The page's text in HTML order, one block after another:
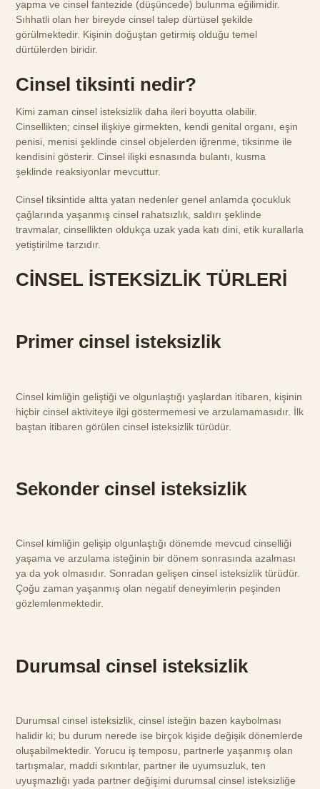
yapma ve cinsel fantezide (düşüncede) bulunma eğilimidir.
Sıhhatli olan her bireyde cinsel talep dürtüsel şekilde
görülmektedir. Kişinin doğuştan getirmiş olduğu temel
dürtülerden biridir.
Cinsel tiksinti nedir?
Kimi zaman cinsel isteksizlik daha ileri boyutta olabilir.
Cinsellikten; cinsel ilişkiye girmekten, kendi genital organı, eşin
penisi, menisi şeklinde cinsel objelerden iğrenme, tiksinme ile
kendisini gösterir. Cinsel ilişki esnasında bulantı, kusma
şeklinde reaksiyonlar mevcuttur.
Cinsel tiksintide altta yatan nedenler genel anlamda çocukluk
çağlarında yaşanmış cinsel rahatsızlık, saldırı şeklinde
travmalar, cinsellikten oldukça uzak yada katı dini, etik kurallarla
yetiştirilme tarzıdır.
CİNSEL İSTEKSİZLİK TÜRLERİ
Primer cinsel isteksizlik
Cinsel kimliğin geliştiği ve olgunlaştığı yaşlardan itibaren, kişinin
hiçbir cinsel aktiviteye ilgi göstermemesi ve arzulamamasıdır. İlk
baştan itibaren görülen cinsel isteksizlik türüdür.
Sekonder cinsel isteksizlik
Cinsel kimliğin gelişip olgunlaştığı dönemde mevcud cinselliği
yaşama ve arzulama isteğinin bir dönem sonrasında azalması
ya da yok olmasıdır. Sonradan gelişen cinsel isteksizlik türüdür.
Çoğu zaman yaşanmış olan negatif deneyimlerin peşinden
gözlemlenmektedir.
Durumsal cinsel isteksizlik
Durumsal cinsel isteksizlik, cinsel isteğin bazen kaybolması
halidir ki; bu durum nerede ise birçok kişide değişik dönemlerde
oluşabilmektedir. Yorucu iş temposu, partnerle yaşanmış olan
tartışmalar, maddi sıkıntılar, partner ile uyumsuzluk, ten
uyuşmazlığı yada partner değişimi durumsal cinsel isteksizliğe